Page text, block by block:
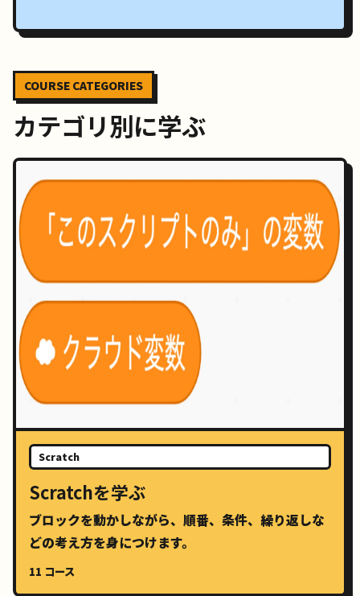
COURSE CATEGORIES
カテゴリ別に学ぶ
Scratch
Scratchを学ぶ
ブロックを動かしながら、順番、条件、繰り返しな
どの考え方を身につけます。
11 コース